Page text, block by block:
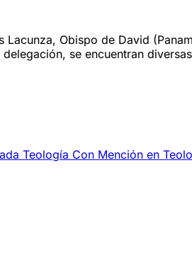
Obispo de David
se encuentran
Teología Con Mención en